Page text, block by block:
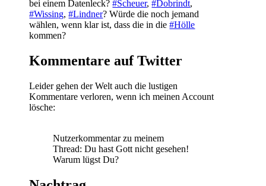
bei einem Datenleck?#Scheuer,#Dobrindt,
#Wissing,#Lindner? Würde die noch jemand
wählen, wenn klar ist, dass die in die#Hölle
kommen?
Kommentare auf Twitter
Leider gehen der Welt auch die lustigen
Kommentare verloren, wenn ich meinen Account
lösche:
Nutzerkommentar zu meinem
Thread: Du hast Gott nicht gesehen!
Warum lügst Du?